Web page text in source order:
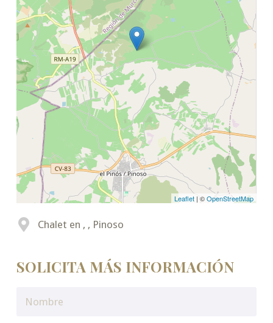
Leaflet | ©OpenStreetMap
Chalet en , , Pinoso
SOLICITA MÁS INFORMACIÓN